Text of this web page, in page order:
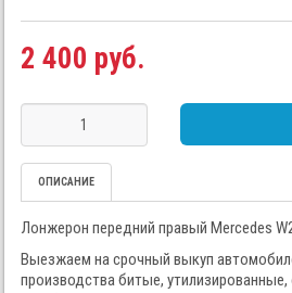
2 400 руб.
ОПИСАНИЕ
Лонжерон передний правый Mercedes
Выезжаем на срочный выкуп
производства битые, утилизированные,